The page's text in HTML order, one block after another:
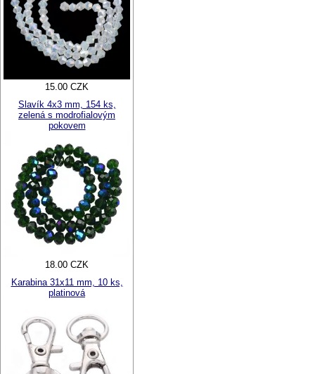
15.00 CZK
Slavík 4x3 mm, 154 ks,
zelená s modrofialovým
pokovem
18.00 CZK
Karabina 31x11 mm, 10 ks,
platinová